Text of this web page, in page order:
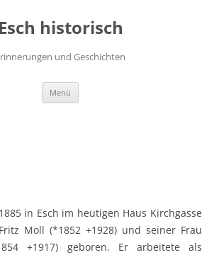
Esch historisch
und Geschichten
Menü
in Esch im heutigen Haus Kirchgasse
Moll (*1852 +1928) und seiner Frau
+1917) geboren. Er arbeitete als